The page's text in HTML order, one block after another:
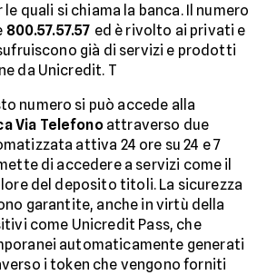
quali si chiama la banca. Il numero
800.57.57.57 ed è rivolto ai privati e
già di servizi e prodotti
da Unicredit. T
numero si può accede alla
Via Telefonoattraverso due
attiva 24 ore su 24 e 7
di accedere a servizi come il
del deposito titoli. La sicurezza
garantite, anche in virtù della
come Unicredit Pass, che
automaticamente generati
i token che vengono forniti